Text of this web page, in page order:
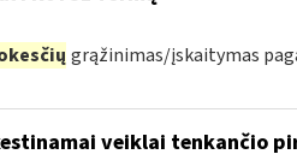
grąžinimas/įskaitymas
veiklai tenkančio